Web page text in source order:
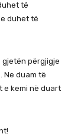
të
duhet të
gjetën përgjigje
Ne duam të
e kemi në duart